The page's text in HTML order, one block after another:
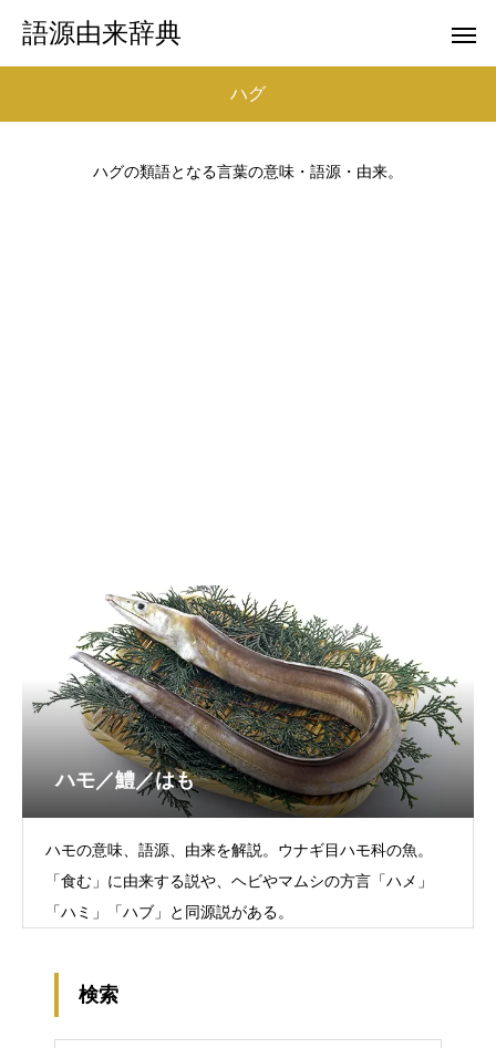
語源由来辞典
ハグ
ハグの類語となる言葉の意味・語源・由来。
ハモ／鱧／はも
ハモの意味、語源、由来を解説。ウナギ目ハモ科の魚。
「食む」に由来する説や、ヘビやマムシの方言「ハメ」
「ハミ」「ハブ」と同源説がある。
検索